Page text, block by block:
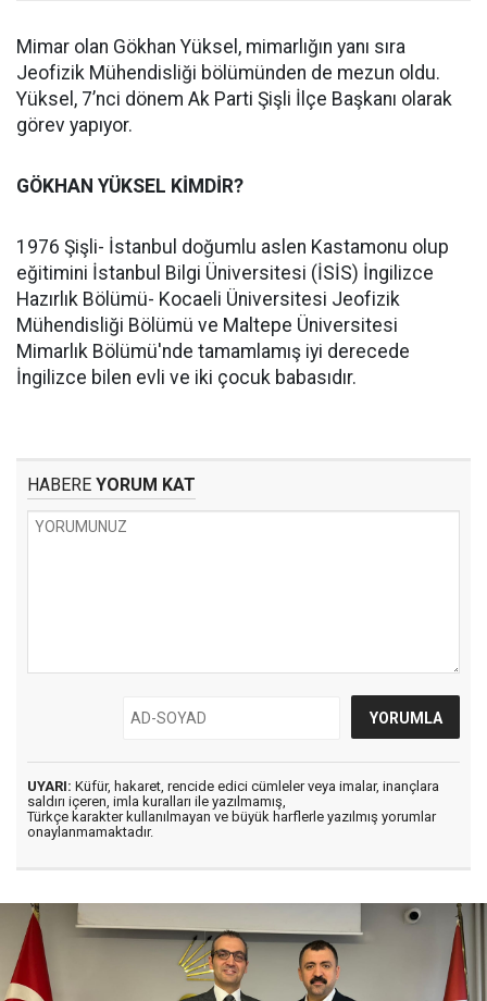
Mimar olan Gökhan Yüksel, mimarlığın yanı sıra
Jeofizik Mühendisliği bölümünden de mezun oldu.
Yüksel, 7’nci dönem Ak Parti Şişli İlçe Başkanı olarak
görev yapıyor.
GÖKHAN YÜKSEL KİMDİR?
1976 Şişli- İstanbul doğumlu aslen Kastamonu olup
eğitimini İstanbul Bilgi Üniversitesi (İSİS) İngilizce
Hazırlık Bölümü- Kocaeli Üniversitesi Jeofizik
Mühendisliği Bölümü ve Maltepe Üniversitesi
Mimarlık Bölümü'nde tamamlamış iyi derecede
İngilizce bilen evli ve iki çocuk babasıdır.
HABERE YORUM KAT
UYARI: Küfür, hakaret, rencide edici cümleler veya imalar, inançlara
saldırı içeren, imla kuralları ile yazılmamış,
Türkçe karakter kullanılmayan ve büyük harflerle yazılmış yorumlar
onaylanmamaktadır.